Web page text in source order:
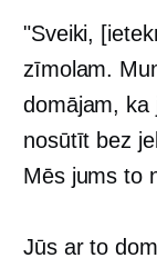
"Sveiki,
zīmolam.
domājam, ka
nosūtīt bez
Mēs jums to
Jūs ar to